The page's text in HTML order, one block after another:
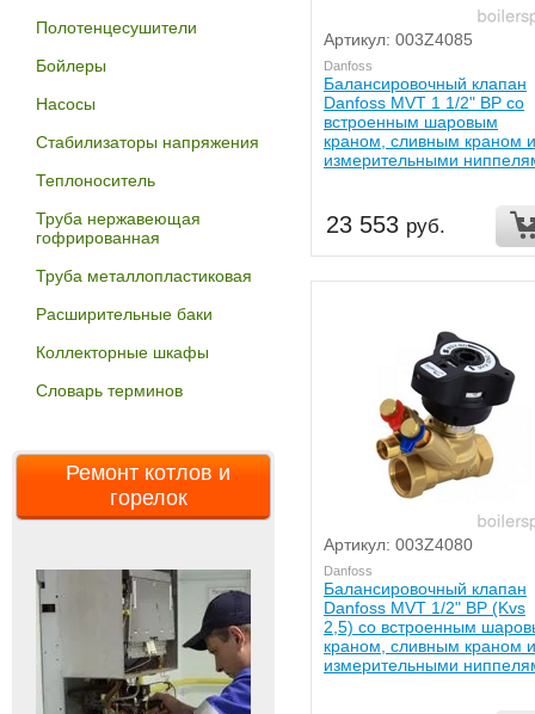
Полотенцесушители
Бойлеры
Насосы
Стабилизаторы напряжения
Теплоноситель
Труба нержавеющая
гофрированная
Труба металлопластиковая
Расширительные баки
Коллекторные шкафы
Словарь терминов
Ремонт котлов и
горелок
Артикул: 003Z4085
Danfoss
Балансировочный клапан
Danfoss MVT 1 1/2" ВР со
встроенным шаровым
краном, сливным краном и
измерительными
23 553 руб.
Артикул: 003Z4080
Danfoss
Балансировочный клапан
Danfoss MVT 1/2" ВР (Kvs
2,5) со встроенным
краном, сливным краном и
измерительными